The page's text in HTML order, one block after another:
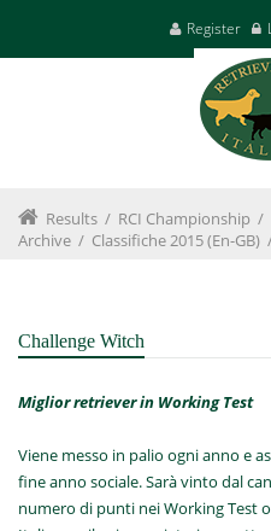
Register
Results / RCI Championship /
Archive / Classifiche 2015 (en-GB)
Challenge Witch
Miglior retriever in Working Test
Viene messo in palio ogni anno e
fine anno sociale. Sarà vinto dal
numero di punti nei Working Test